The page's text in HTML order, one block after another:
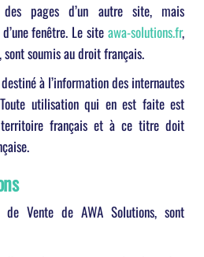
pages d’un autre site, mais
fenêtre. Le site awa-solutions.fr,
soumis au droit français.
à l’information des internautes
utilisation qui en est faite est
français et à ce titre doit
de Vente de AWA Solutions, sont